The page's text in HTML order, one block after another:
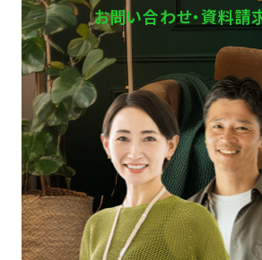
お問い合わせ・資料請